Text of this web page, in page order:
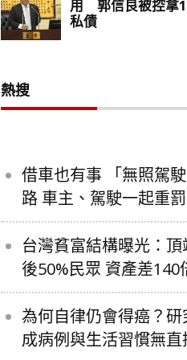
熱搜
借車也有事 「無照駕
路 車主、駕駛一起重罰
台灣貧富結構曝光：
後50%民眾 資產差140
為何自律仍會得癌？
成病例與生活習慣無直